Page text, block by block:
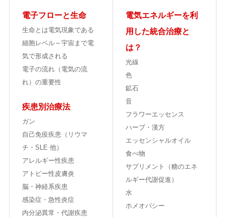
電子フローと生命
生命とは電気現象である
細胞レベル～宇宙まで電
気で形成される
電子の流れ（電気の流
れ）の重要性
疾患別治療法
ガン
自己免疫疾患（リウマ
チ・SLE 他）
アレルギー性疾患
アトピー性皮膚炎
脳・神経系疾患
感染症・急性炎症
内分泌異常・代謝疾患
電気エネルギーを利
用した統合治療と
は？
光線
色
鉱石
音
フラワーエッセンス
ハーブ・漢方
エッセンシャルオイル
食べ物
サプリメント（糖のエネ
ルギー代謝促進）
水
ホメオパシー